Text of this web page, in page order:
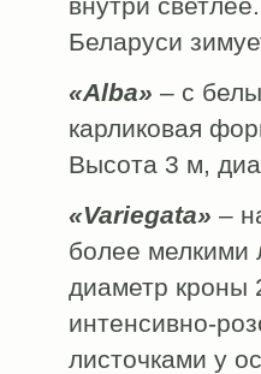
Беларуси
«Alba» – с
карликовая
Высота 3 м,
«Variegata» –
более мелкими
диаметр кроны
интенсивно-
листочками у